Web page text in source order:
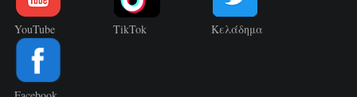
YouTube TikTok Κελάδημα